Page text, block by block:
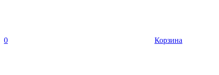
0 Корзина